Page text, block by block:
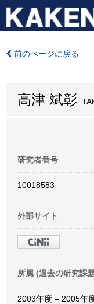
前のページに戻る
高津 斌彰
研究者番号
10018583
外部サイト
所属 (過去の研究課
2003年度 – 2005年